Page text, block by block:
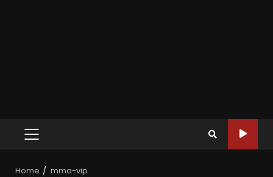
Home mma-vip